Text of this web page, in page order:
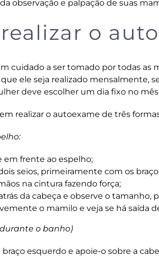
observação e palpação de suas
o
cuidado a ser tomado por todas as
ele seja realizado mensalmente,
deve escolher um dia fixo no
realizar o autoexame de três
em frente ao espelho;
seios, primeiramente com os
na cintura fazendo força;
da cabeça e observe o tamanho,
o mamilo e veja se há saída
o banho)
esquerdo e apoie-o sobre a